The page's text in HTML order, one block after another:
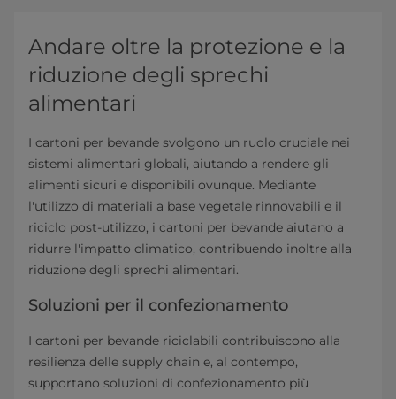
Andare oltre la protezione e la
riduzione degli sprechi
alimentari
I cartoni per bevande svolgono un ruolo cruciale nei
sistemi alimentari globali, aiutando a rendere gli
alimenti sicuri e disponibili ovunque. Mediante
l'utilizzo di materiali a base vegetale rinnovabili e il
riciclo post-utilizzo, i cartoni per bevande aiutano a
ridurre l'impatto climatico, contribuendo inoltre alla
riduzione degli sprechi alimentari.
Soluzioni per il confezionamento
I cartoni per bevande riciclabili contribuiscono alla
resilienza delle supply chain e, al contempo,
supportano soluzioni di confezionamento più